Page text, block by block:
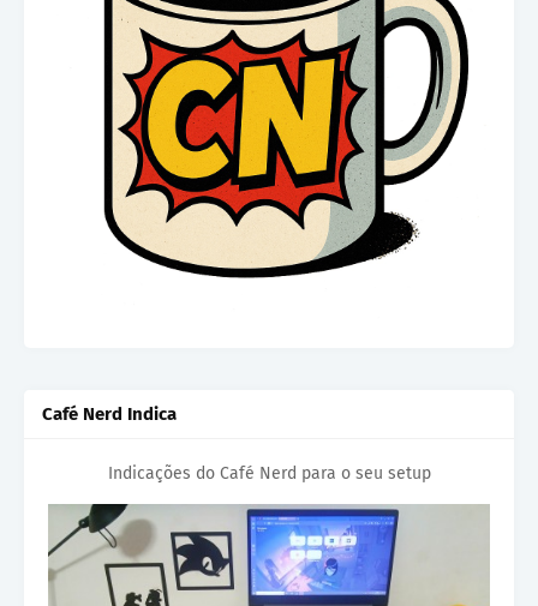
Café Nerd Indica
Indicações do Café Nerd para o seu setup